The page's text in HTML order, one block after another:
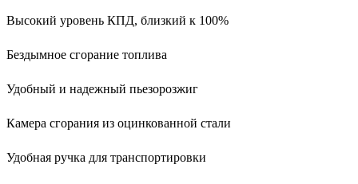
Высокий уровень КПД, близкий к 100%
Бездымное сгорание топлива
Удобный и надежный пьезорозжиг
Камера сгорания из оцинкованной стали
Удобная ручка для транспортировки